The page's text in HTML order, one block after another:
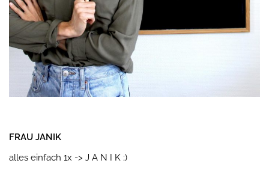
FRAU JANIK
alles einfach 1x -> J A N I K ;)